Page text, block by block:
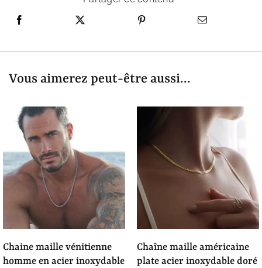
Vous aimerez peut-être aussi...
chaine maille vénitienne
homme en acier inoxydable
chaîne maille américaine
plate acier inoxydable doré